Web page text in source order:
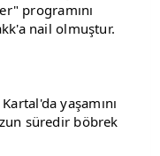
programını
nail olmuştur.
yaşamını
süredir böbrek